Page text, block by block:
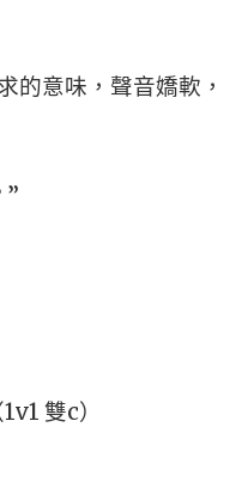
的意味，聲音嬌軟，
”
雙c）